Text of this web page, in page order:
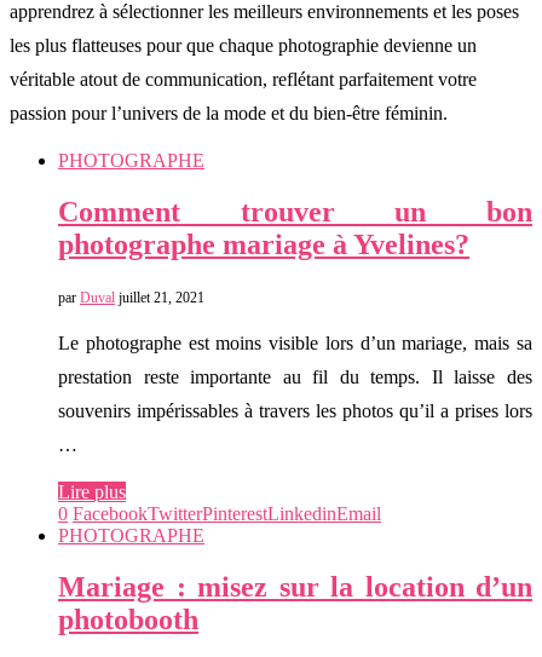
apprendrez à sélectionner les meilleurs environnements et les poses
les plus flatteuses pour que chaque photographie devienne un
véritable atout de communication, reflétant parfaitement votre
passion pour l’univers de la mode et du bien-être féminin.
PHOTOGRAPHE
Comment trouver un bon
photographe mariage à Yvelines?
par Duval juillet 21, 2021
Le photographe est moins visible lors d’un mariage, mais sa
prestation reste importante au fil du temps. Il laisse des
souvenirs impérissables à travers les photos qu’il a prises lors
…
Lire plus
0 FacebookTwitterPinterestLinkedinEmail
PHOTOGRAPHE
Mariage : misez sur la location d’un
photobooth